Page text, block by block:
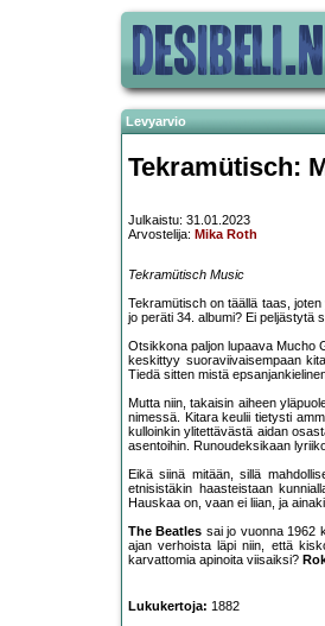
Levyarvio
Tekramütisch:
Julkaistu: 31.01.2023
Arvostelija: Mika Roth
Tekramütisch Music
Tekramütisch on täällä taas,
jo peräti 34. albumi? Ei peljästytä
Otsikkona paljon lupaava Mucho
keskittyy suoraviivaisempaan
Tiedä sitten mistä
Mutta niin, takaisin aiheen
nimessä. Kitara keulii tietysti
kulloinkin ylitettävästä aidan
asentoihin. Runoudeksikaan
Eikä siinä mitään, sillä
etnisistäkin haasteistaan
Hauskaa on, vaan ei liian, ja
The Beatles sai jo vuonna 1962
ajan verhoista läpi niin, että
karvattomia apinoita viisaiksi?
Lukukertoja: 1882